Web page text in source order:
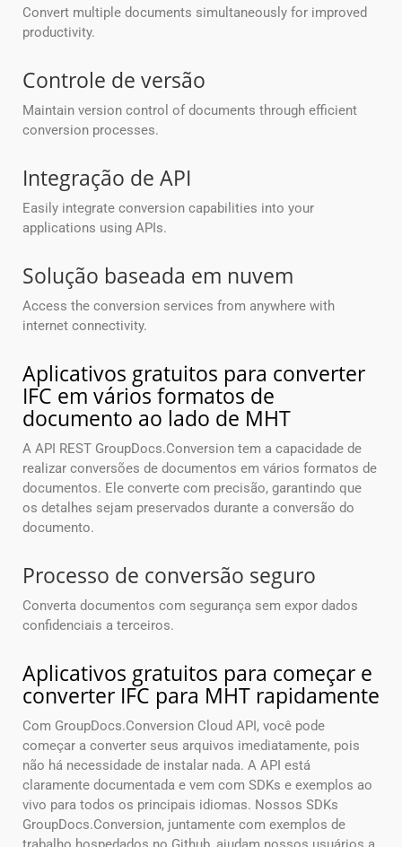
Convert multiple documents simultaneously for improved
productivity.
Controle de versão
Maintain version control of documents through efficient
conversion processes.
Integração de API
Easily integrate conversion capabilities into your
applications using APIs.
Solução baseada em nuvem
Access the conversion services from anywhere with
internet connectivity.
Aplicativos gratuitos para converter
IFC em vários formatos de
documento ao lado de MHT
A API REST GroupDocs.Conversion tem a capacidade de
realizar conversões de documentos em vários formatos de
documentos. Ele converte com precisão, garantindo que
os detalhes sejam preservados durante a conversão do
documento.
Processo de conversão seguro
Converta documentos com segurança sem expor dados
confidenciais a terceiros.
Aplicativos gratuitos para começar e
converter IFC para MHT rapidamente
Com GroupDocs.Conversion Cloud API, você pode
começar a converter seus arquivos imediatamente, pois
não há necessidade de instalar nada. A API está
claramente documentada e vem com SDKs e exemplos ao
vivo para todos os principais idiomas. Nossos SDKs
GroupDocs.Conversion, juntamente com exemplos de